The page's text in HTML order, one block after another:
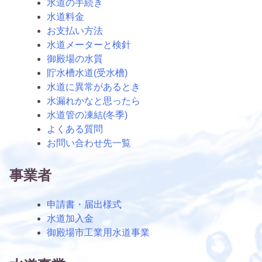
水道の手続き
水道料金
お支払い方法
水道メーターと検針
御殿場の水質
貯水槽水道(受水槽)
水道に異常があるとき
水漏れかなと思ったら
水道管の凍結(冬季)
よくある質問
お問い合わせ先一覧
事業者
申請書・届出様式
水道加入金
御殿場市工業用水道事業